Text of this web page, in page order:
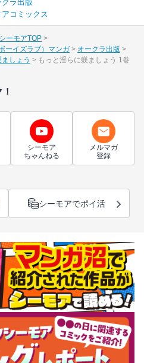
クラ出版
アコミックス
ーモアTOP
ーイズラブ）マンガ
オークラ出版
しょう もっと淫らに躾ましょう 1巻
シーモア
ちゃんねる
メルマガ
登録
シーモアでポイ活